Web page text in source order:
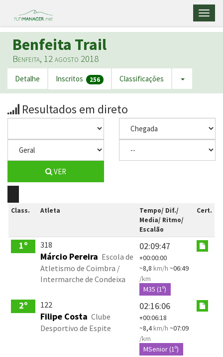
Benfeita Trail
Benfeita, 12 agosto 2018
Detalhe Inscritos 256 Classificações
Resultados em direto
VER
Class. Atleta
Tempo/ Dif./
Media/ Ritmo/
Escalão
Cert.
1º 318
Márcio Pereira Escola de
Atletismo de Coimbra /
Intermarche de Condeixa
02:09:47
+00:00:00
~8,8 km/h ~06:49
/km
M35 (1º)
2º 122
Filipe Costa Clube
Desportivo de Espite
02:16:06
+00:06:18
~8,4km/h ~07:09
/km
MSenior (1º)